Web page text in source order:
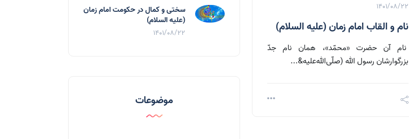
1401/08/22
نام و القاب امام زمان (علیه السلام)
نام آن حضرت «محمّد»، همان نام جدّ
بزرگوارشان رسول الله (صلّی‌الله‌علیه&...
سختی و کمال در حکومت امام زمان
(علیه السلام)
1401/08/22
موضوعات